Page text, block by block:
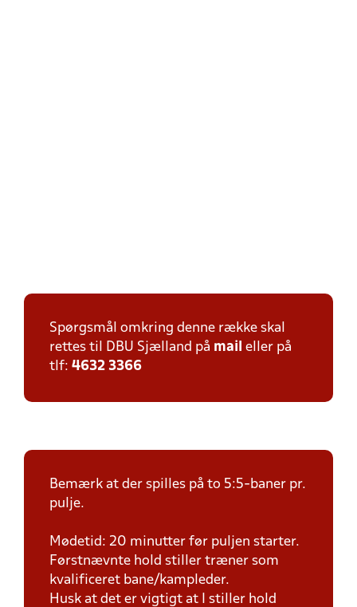
Spørgsmål omkring denne række skal
rettes til DBU Sjælland på mail eller på
tlf: 4632 3366
Bemærk at der spilles på to 5:5-baner pr.
pulje.
Mødetid: 20 minutter før puljen starter.
Førstnævnte hold stiller træner som
kvalificeret bane/kampleder.
Husk at det er vigtigt at I stiller hold